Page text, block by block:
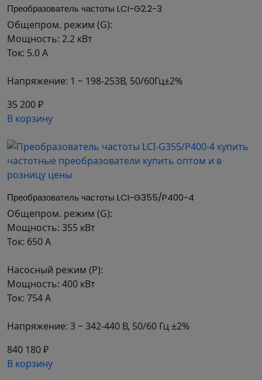
оптимальное количество входов/выходов для
реализации различных задач.
Платы расширения для работы с энкодерами
позволяют настраивать частотные
производства.
ОБЛАСТЬ ПРИМЕНЕНИЯ
Серия подходит для общепромышленных
управления моментом. Устройства могут
использоваться для работы со станками,
насосами, шредерами, дробилками,
компрессорами, тележками и многим другим
оборудованием.
СИСТЕМА ОБОЗНАЧЕНИЯ
ПРЕОБРАЗОВАТЕЛЕЙ ЧАСТОТЫ
1: Серия
3: Мощность электродвигателя (кВт) для
общепромышленного режима (G)
4: Режим P – насосный
5: Мощность электродвигателя (кВт) для
Преобразователь частоты LCI-G2.2-3
Общепром. режим (G):
Мощность: 2.2 кВт
Ток: 5.0 А
Напряжение: 1 ~ 198-253В, 50/60Гц±2%
35 200 ₽
В корзину
Преобразователь частоты LCI-G355/P400-4
Общепром. режим (G):
Мощность: 355 кВт
Ток: 650 А
Насосный режим (P):
Мощность: 400 кВт
Ток: 754 А
Напряжение: 3 ~ 342-440 В, 50/60 Гц ±2%
840 180 ₽
В корзину